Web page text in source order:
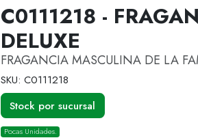
C0111218 -
DELUXE
FRAGANCIA MASCULINA DE LA
SKU: C0111218
Stock por sucursal
Pocas Unidades.